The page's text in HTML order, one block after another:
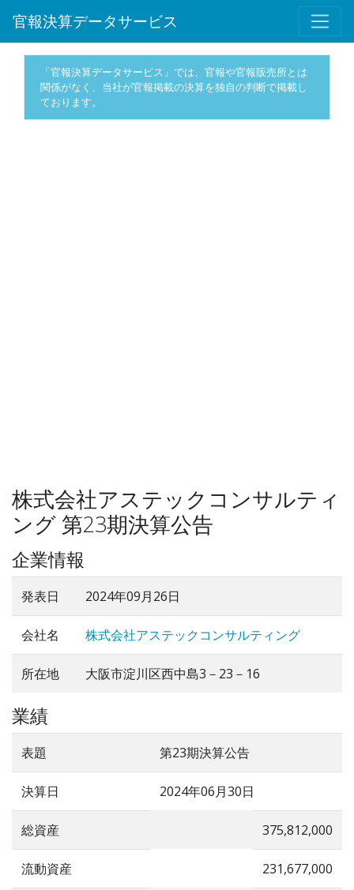
官報決算データサービス
「官報決算データサービス」では、官報や官報販売所とは
関係がなく、当社が官報掲載の決算を独自の判断で掲載し
ております。
株式会社アステックコンサルティ
ング 第23期決算公告
企業情報
発表日 2024年09月26日
会社名 株式会社アステックコンサルティング
所在地 大阪市淀川区西中島3－23－16
業績
表題 第23期決算公告
決算日 2024年06月30日
総資産 375,812,000
流動資産 231,677,000